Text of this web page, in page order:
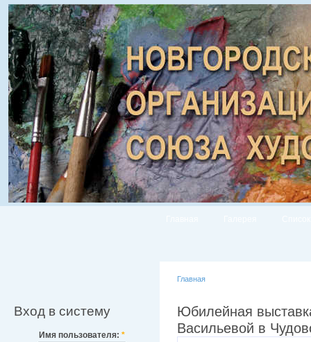
Вход в систему
Имя пользователя: *
Главная
Юбилейная
Васильевой в